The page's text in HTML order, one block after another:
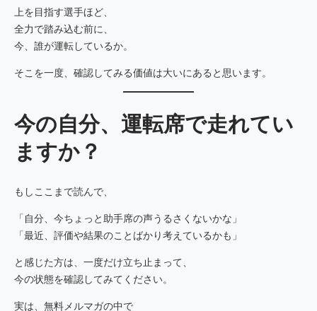
上を目指す選手ほど、
全力で踏み込む前に、
今、誰が運転しているか。
そこを一度、確認してみる価値は大いにあると思います。
今の自分、運転席で走れてい
ますか？
もしここまで読んで、
「自分、今ちょっと助手席の声うるさくないかな」
「最近、評価や結果のことばかり考えているかも」
と感じた方は、一度だけ立ち止まって、
今の状態を確認してみてください。
実は、無料メルマガの中で